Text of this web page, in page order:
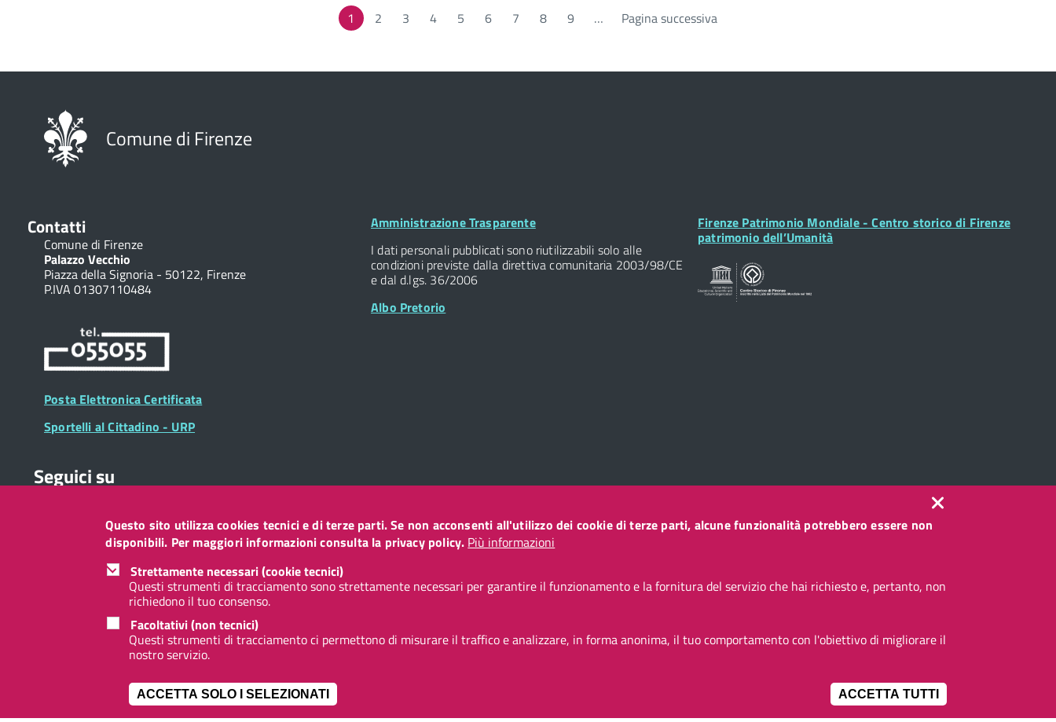
1 Page
2 Page
3 Page
4 Page
5 Page
6 Page
7 Page
8 Page
9 … Pagina successiva
Comune di Firenze
Contatti
Comune di Firenze
Palazzo Vecchio
Piazza della Signoria - 50122, Firenze
P.IVA 01307110484
Posta Elettronica Certificata
Sportelli al Cittadino - URP
Footer
Amministrazione Trasparente
I dati personali pubblicati sono riutilizzabili solo alle
condizioni previste dalla direttiva comunitaria 2003/98/CE
e dal d.lgs. 36/2006
Albo Pretorio
Footer
Widget
Firenze Patrimonio Mondiale - Centro storico di Firenze
patrimonio dell’Umanità
Seguici su
Collegamento
Facebook
Collegamento
a
Twitter
Collegamento
a
Instagram
Collegamento
a
LinkedIn
Collegamento
a
You
Tube
Collegamento
a
Telegram
Collegamento
a
Whatsapp
Redazione web Privacy Note legali
Questo sito utilizza cookies tecnici e di terze parti. Se non acconsenti all'utilizzo dei cookie di terze parti, alcune funzionalità potrebbero essere non
disponibili. Per maggiori informazioni consulta la privacy policy. Più informazioni
Strettamente necessari (cookie tecnici)
Questi strumenti di tracciamento sono strettamente necessari per garantire il funzionamento e la fornitura del servizio che hai richiesto e, pertanto, non
richiedono il tuo consenso.
Facoltativi (non tecnici)
Questi strumenti di tracciamento ci permettono di misurare il traffico e analizzare, in forma anonima, il tuo comportamento con l'obiettivo di migliorare il
nostro servizio.
ACCETTA SOLO I SELEZIONATI ACCETTA TUTTI